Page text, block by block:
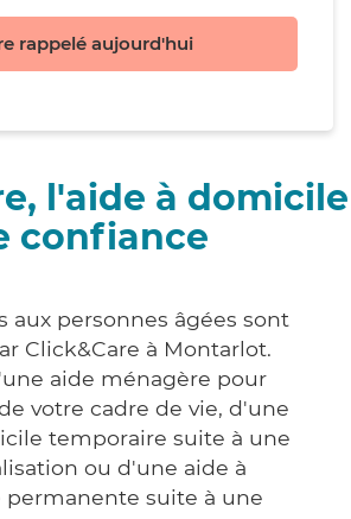
rappelé aujourd'hui
l'aide à domicile
confiance
aux personnes âgées sont
Click&Care à Montarlot.
aide ménagère pour
votre cadre de vie, d'une
temporaire suite à une
ou d'une aide à
suite à une